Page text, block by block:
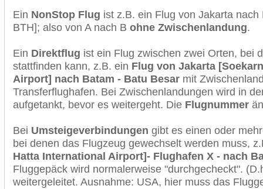
Ein NonStop Flug ist z.B. ein Flug von Jakarta
BTH]; also von A nach B ohne Zwischenlandung.
Ein Direktflug ist ein Flug zwischen zwei Orten, bei
stattfinden kann, z.B. ein Flug von Jakarta
Airport] nach Batam - Batu Besar mit
Transferflughafen. Bei Zwischenlandungen wird in
aufgetankt, bevor es weitergeht. Die Flugnummer
Bei Umsteigeverbindungen gibt es einen oder
bei denen das Flugzeug gewechselt werden muss,
Hatta International Airport]- Flughafen X - nach
Fluggepäck wird normalerweise "durchgecheckt".
weitergeleitet. Ausnahme: USA, hier muss das